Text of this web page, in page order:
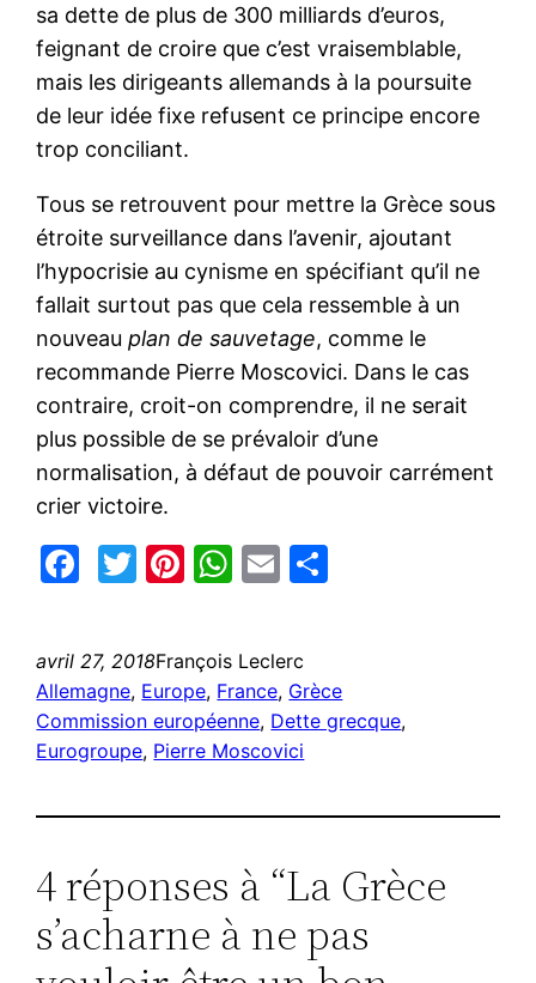
sa dette de plus de 300 milliards d’euros,
feignant de croire que c’est vraisemblable,
mais les dirigeants allemands à la poursuite
de leur idée fixe refusent ce principe encore
trop conciliant.
Tous se retrouvent pour mettre la Grèce sous
étroite surveillance dans l’avenir, ajoutant
l’hypocrisie au cynisme en spécifiant qu’il ne
fallait surtout pas que cela ressemble à un
nouveauplan de sauvetage, comme le
recommande Pierre Moscovici. Dans le cas
contraire, croit-on comprendre, il ne serait
plus possible de se prévaloir d’une
normalisation, à défaut de pouvoir carrément
crier victoire.
Facebook
Twitter
Pinterest
WhatsApp
Email
avril 27, 2018François Leclerc
Allemagne, Europe, France, Grèce
Commission européenne, Dette grecque
Eurogroupe, Pierre Moscovici
4 réponses à “La Grèce
s’acharne à ne pas